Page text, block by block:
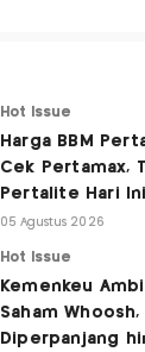
Hot Issue
Harga BBM
Cek Pertamax,
Pertalite Hari
05 Agustus 2026
Hot Issue
Kemenkeu
Saham
Diperpanjang